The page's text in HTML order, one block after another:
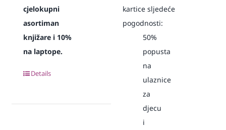
cjelokupni
asortiman
knjižare i 10%
na laptope.
Details
kartice sljedeće
pogodnosti:
50%
popusta
na
ulaznice
za
djecu
i